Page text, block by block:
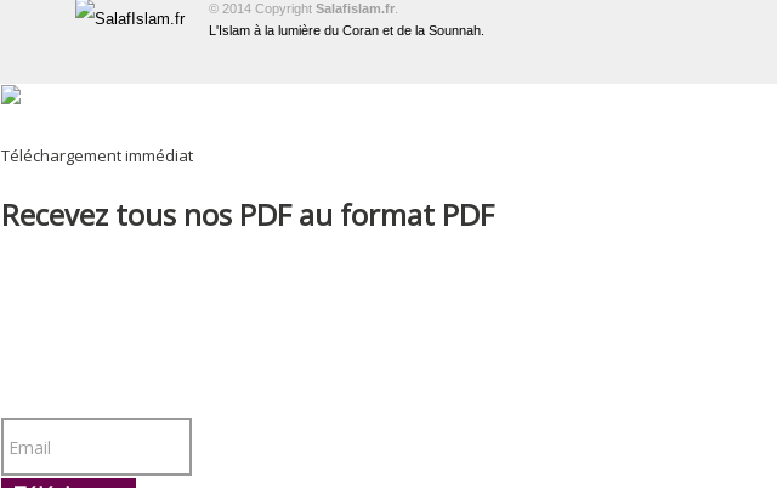
© 2014 Copyright Salafislam.fr
L'Islam à la lumière du Coran et de la Sounnah.
Téléchargement immédiat
Recevez tous nos PDF au format PDF